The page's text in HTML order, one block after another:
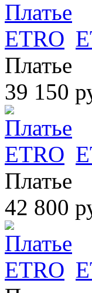
Платье
39 150
Платье
42 800